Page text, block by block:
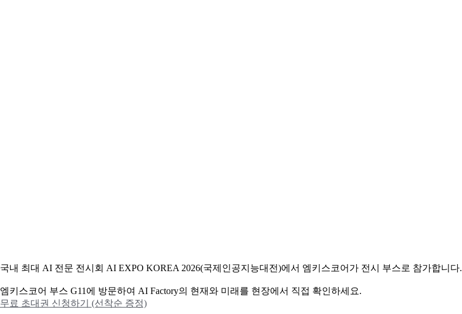
국내 최대 AI 전문 전시회 AI EXPO KOREA 2026(국제인공지능대전)에서 엠키스코어가 전시 부스로 참가합니다.
엠키스코어 부스 G11에 방문하여 AI Factory의 현재와 미래를 현장에서 직접 확인하세요.
무료 초대권 신청하기 (선착순 증정)